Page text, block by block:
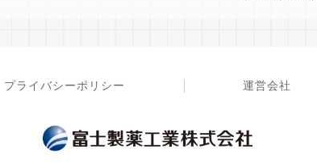
プライバシーポリシー 運営会社